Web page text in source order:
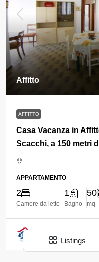
Affitto
AFFITTO
Casa Vacanza in
Scacchi, a 150 metri
APPARTAMENTO
2
Camere da letto
1
Bagno
50
mq
Listings